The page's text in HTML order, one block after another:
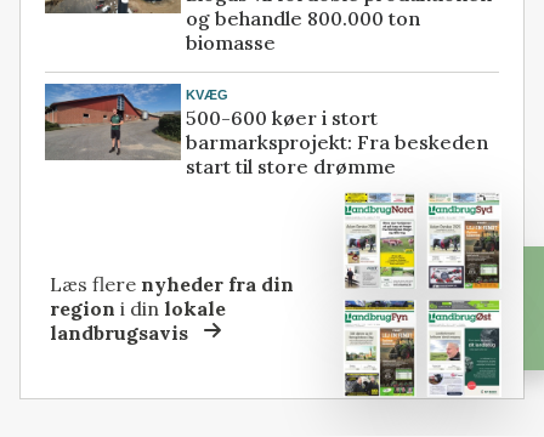
og behandle 800.000 ton
biomasse
KVÆG
500-600 køer i stort
barmarksprojekt: Fra beskeden
start til store drømme
Læs flere nyheder fra din
region i dinlokale
landbrugsavis